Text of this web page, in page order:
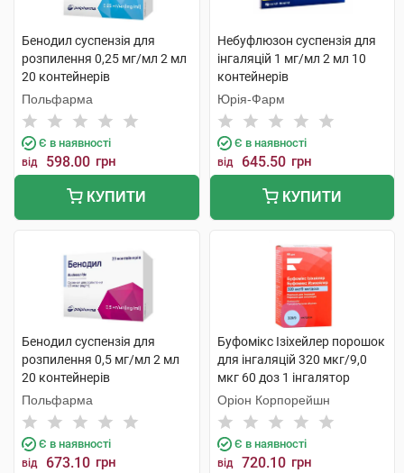
Бенодил суспензія для
розпилення 0,25 мг/мл 2 мл
20 контейнерів
Польфарма
Є в наявності
від 598.00 грн
КУПИТИ
Небуфлюзон суспензія для
інгаляцій 1 мг/мл 2 мл 10
контейнерів
Юрія-Фарм
Є в наявності
від 645.50 грн
КУПИТИ
Бенодил суспензія для
розпилення 0,5 мг/мл 2 мл
20 контейнерів
Польфарма
Є в наявності
від 673.10 грн
Буфомікс Ізіхейлер порошок
для інгаляцій 320 мкг/9,0
мкг 60 доз 1 інгалятор
Оріон Корпорейшн
Є в наявності
від 720.10 грн